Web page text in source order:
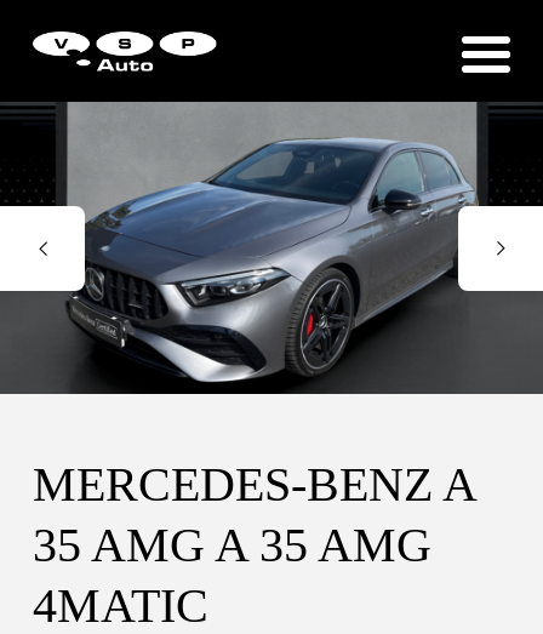
MERCEDES-BENZ A
35 AMG A 35 AMG
4MATIC
Zákaznická podpora
Vítejte u VSP Auto s.r.o.